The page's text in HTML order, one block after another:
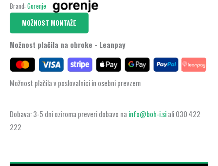
Brand: Gorenje
MOŽNOST MONTAŽE
Možnost plačila na obroke - Leanpay
Možnost plačila v poslovalnici in osebni prevzem
Dobava: 3-5 dni oziroma preveri dobavo na info@boh-i.siali 030 422
222